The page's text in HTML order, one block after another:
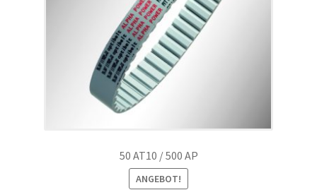
50 AT10 / 500 AP
ANGEBOT!